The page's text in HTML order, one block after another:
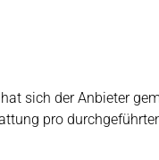
sich der Anbieter
pro